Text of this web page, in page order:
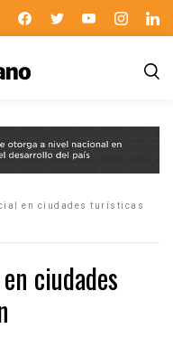
en ciudades turísticas
ciudades